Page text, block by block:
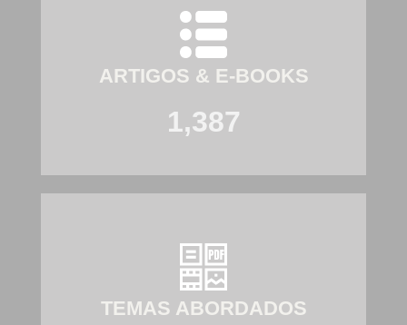
ARTIGOS & E-BOOKS
1,387
TEMAS ABORDADOS